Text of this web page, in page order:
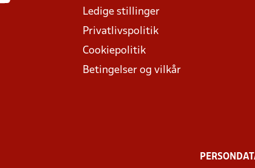
Ledige stillinger
Privatlivspolitik
Cookiepolitik
Betingelser og vilkår